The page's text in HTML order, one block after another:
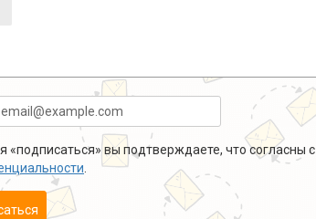
«подписаться» вы подтверждаете, что согласны с